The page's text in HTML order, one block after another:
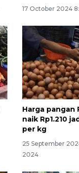
17 October 2024
Harga pangan
naik Rp1.210
per kg
25 September
2024